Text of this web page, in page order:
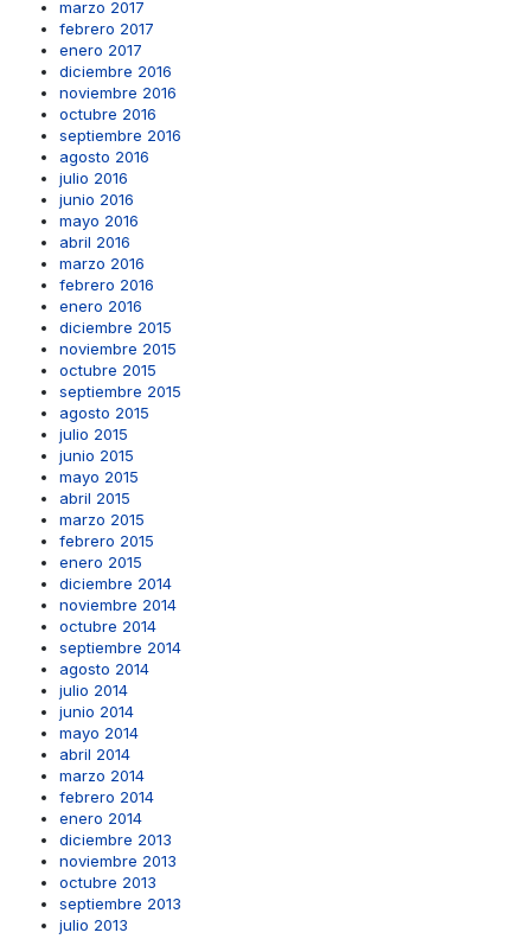
marzo 2017
febrero 2017
enero 2017
diciembre 2016
noviembre 2016
octubre 2016
septiembre 2016
agosto 2016
julio 2016
junio 2016
mayo 2016
abril 2016
marzo 2016
febrero 2016
enero 2016
diciembre 2015
noviembre 2015
octubre 2015
septiembre 2015
agosto 2015
julio 2015
junio 2015
mayo 2015
abril 2015
marzo 2015
febrero 2015
enero 2015
diciembre 2014
noviembre 2014
octubre 2014
septiembre 2014
agosto 2014
julio 2014
junio 2014
mayo 2014
abril 2014
marzo 2014
febrero 2014
enero 2014
diciembre 2013
noviembre 2013
octubre 2013
septiembre 2013
julio 2013